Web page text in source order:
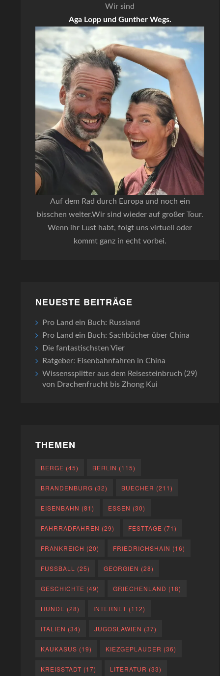
Wir sind
Aga Lopp und Gunther Wegs.
Auf dem Rad durch Europa und noch ein
bisschen weiter.Wir sind wieder auf großer Tour.
Wenn ihr Lust habt, folgt uns virtuell oder
kommt ganz in echt vorbei.
NEUESTE BEITRÄGE
Pro Land ein Buch: Russland
Pro Land ein Buch: Sachbücher über China
Die fantastischsten Vier
Ratgeber: Eisenbahnfahren in China
Wissenssplitter aus dem Reisesteinbruch (29)
von Drachenfrucht bis Zhong Kui
THEMEN
BERGE (45) BERLIN (115)
BRANDENBURG (32) BUECHER (211)
EISENBAHN (81) ESSEN (30)
FAHRRADFAHREN (29) FESTTAGE (71)
FRANKREICH (20) FRIEDRICHSHAIN (16)
FUSSBALL (25) GEORGIEN (28)
GESCHICHTE (49) GRIECHENLAND (18)
HUNDE (28) INTERNET (112)
ITALIEN (34) JUGOSLAWIEN (37)
KAUKASUS (19) KIEZGEPLAUDER (36)
KREISSTADT (17) LITERATUR (33)